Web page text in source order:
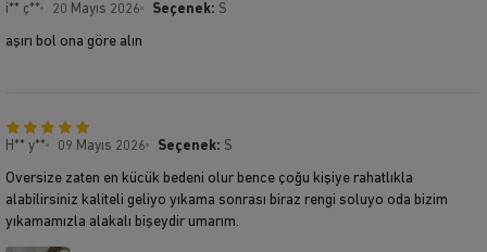
i** ç** 20 Mayıs 2026 Seçenek: S
aşırı bol ona göre alın
H** y** 09 Mayıs 2026 Seçenek: S
Oversize zaten en kücük bedeni olur bence çoğu kişiye rahatlıkla
alabilirsiniz kaliteli geliyo yıkama sonrası biraz rengi soluyo oda bizim
yıkamamızla alakalı bişeydir umarım.